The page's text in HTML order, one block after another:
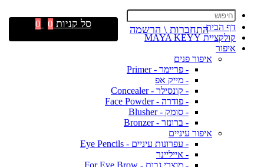
דף הבית
קולקציית MAYA KEYY
איפור
איפור פנים
- פריימר - Primer
- מייק אפ
- קונסילר - Concealer
- פודרה - Face Powder
- סומק - Blusher
- ברונזר - Bronzer
איפור עיניים
- עפרונות עיניים - Eye Pencils
- אייליינר
- מוצרי גבות - For Eye Brow
התחברות \ הרשמה סל קניות 0
0